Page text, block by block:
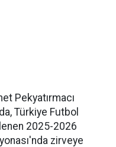
Pekyatırmacı
Türkiye Futbol
2025-2026
zirveye